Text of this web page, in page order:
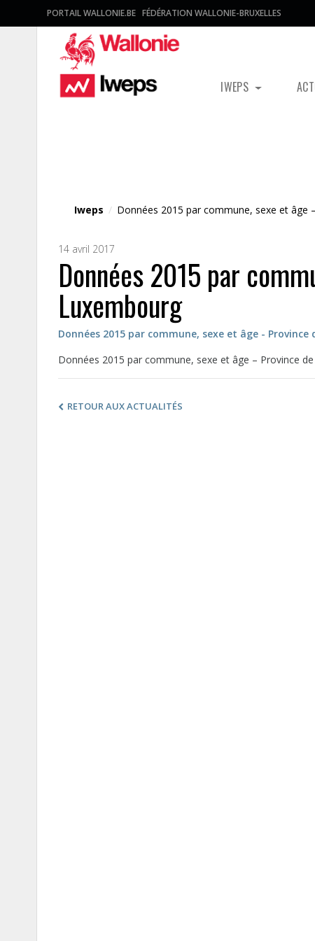
PORTAIL WALLONIE.BE FÉDÉRATION WALLONIE-BRUXELLES
IWEPS
Iweps / Données 2015 par commune, sexe et âge
14 avril 2017
Données 2015 par
Luxembourg
Données 2015 par commune, sexe et âge - Province
Données 2015 par commune, sexe et âge – Province
RETOUR AUX ACTUALITÉS